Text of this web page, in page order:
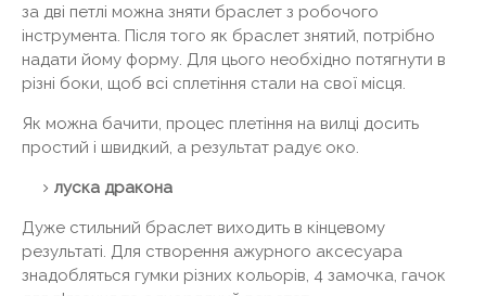
за дві петлі можна зняти браслет з робочого
інструмента. Після того як браслет знятий, потрібно
надати йому форму. Для цього необхідно потягнути в
різні боки, щоб всі сплетіння стали на свої місця.
Як можна бачити, процес плетіння на вилці досить
простий і швидкий, а результат радує око.
луска дракона
Дуже стильний браслет виходить в кінцевому
результаті. Для створення ажурного аксесуара
знадобляться гумки різних кольорів, 4 замочка, гачок